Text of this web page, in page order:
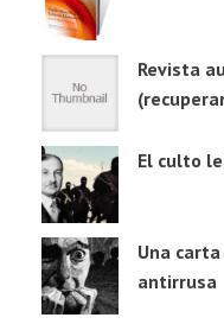
Revista
El culto
Una
antirrusa